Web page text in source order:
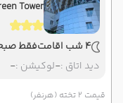
Tower
4 شب اقامت فقط
دید اتاق :-لوکیشن :-
قیمت 2 تخته (هرنفر)